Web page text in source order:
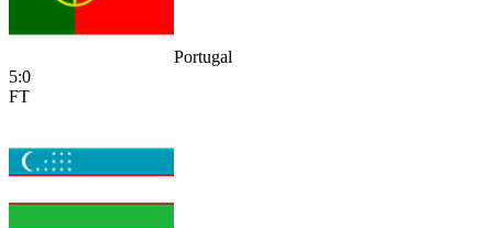
Portugal
5:0
FT